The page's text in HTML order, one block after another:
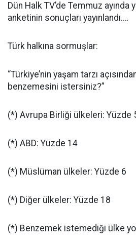
Dün Halk TV’de Temmuz ayında
anketinin sonuçları yayınlandı.…
Türk halkına sormuşlar:
“Türkiye’nin yaşam tarzı
benzemesini istersiniz?”
(*) Avrupa Birliği ülkeleri: Yüzde
(*) ABD: Yüzde 14
(*) Müslüman ülkeler: Yüzde 6
(*) Diğer ülkeler: Yüzde 18
(*) Benzemek istemediği ülke